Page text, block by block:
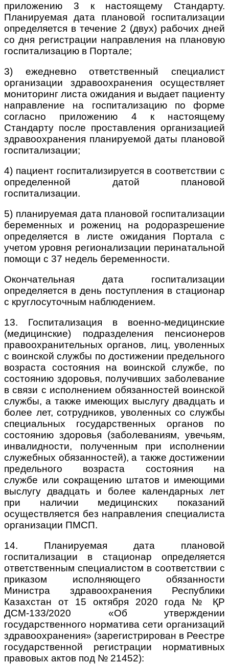
приложению 3 к настоящему Стандарту.
Планируемая дата плановой госпитализации
определяется в течение 2 (двух) рабочих дней
со дня регистрации направления на плановую
госпитализацию в Портале;
3) ежедневно ответственный специалист
организации здравоохранения осуществляет
мониторинг листа ожидания и выдает пациенту
направление на госпитализацию по форме
согласно приложению 4 к настоящему
Стандарту после проставления организацией
здравоохранения планируемой даты плановой
госпитализации;
4) пациент госпитализируется в соответствии с
определенной датой плановой
госпитализации.
5) планируемая дата плановой госпитализации
беременных и рожениц на родоразрешение
определяется в листе ожидания Портала с
учетом уровня регионализации перинатальной
помощи с 37 недель беременности.
Окончательная дата госпитализации
определяется в день поступления в стационар
с круглосуточным наблюдением.
13. Госпитализация в военно-медицинские
(медицинские) подразделения пенсионеров
правоохранительных органов, лиц, уволенных
с воинской службы по достижении предельного
возраста состояния на воинской службе, по
состоянию здоровья, получивших заболевание
в связи с исполнением обязанностей воинской
службы, а также имеющих выслугу двадцать и
более лет, сотрудников, уволенных со службы
специальных государственных органов по
состоянию здоровья (заболеваниям, увечьям,
инвалидности, полученным при исполнении
служебных обязанностей), а также достижении
предельного возраста состояния на
службе или сокращению штатов и имеющими
выслугу двадцать и более календарных лет
при наличии медицинских показаний
осуществляется без направления специалиста
организации ПМСП.
14. Планируемая дата плановой
госпитализации в стационар определяется
ответственным специалистом в соответствии с
приказом исполняющего обязанности
Министра здравоохранения Республики
Казахстан от 15 октября 2020 года № ҚР
ДСМ-133/2020 «Об утверждении
государственного норматива сети организаций
здравоохранения» (зарегистрирован в Реестре
государственной регистрации нормативных
правовых актов под № 21452):